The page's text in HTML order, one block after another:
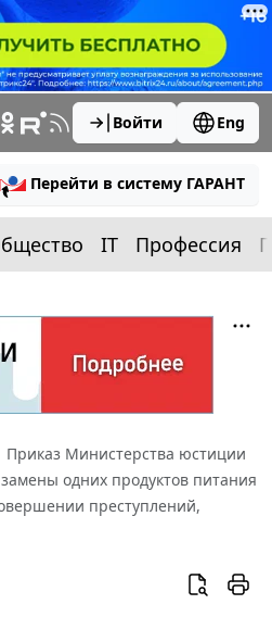
Войти Eng
Перейти в систему ГАРАНТ
IT Профессия
Приказ Министерства юстиции
одних продуктов питания
преступлений,